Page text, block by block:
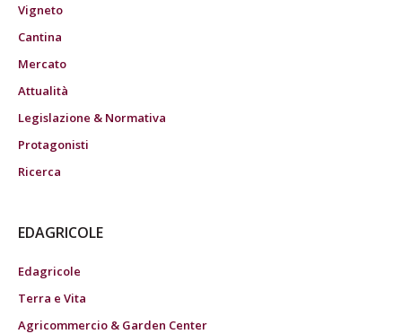
Vigneto
Cantina
Mercato
Attualità
Legislazione & Normativa
Protagonisti
Ricerca
EDAGRICOLE
Edagricole
Terra e Vita
Agricommercio & Garden Center